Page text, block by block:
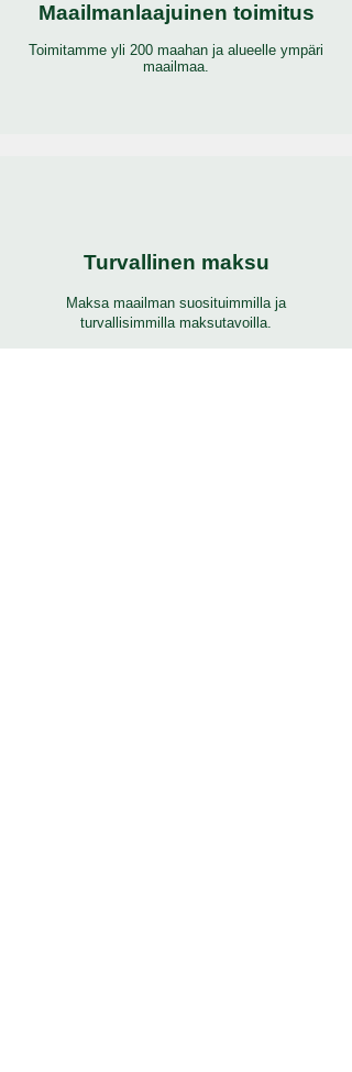
Maailmanlaajuinen toimitus
Toimitamme yli 200 maahan ja alueelle ympäri
maailmaa.
Turvallinen maksu
Maksa maailman suosituimmilla ja
turvallisimmilla maksutavoilla.